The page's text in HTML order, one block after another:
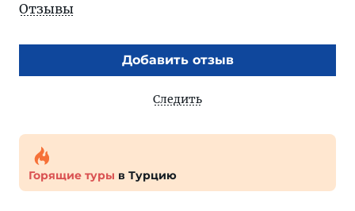
Отзывы
Добавить отзыв
Следить
Горящие туры в Турцию